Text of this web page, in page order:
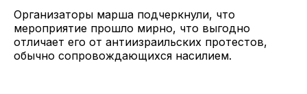
Организаторы марша подчеркнули, что
мероприятие прошло мирно, что выгодно
отличает его от антиизраильских протестов,
обычно сопровождающихся насилием.